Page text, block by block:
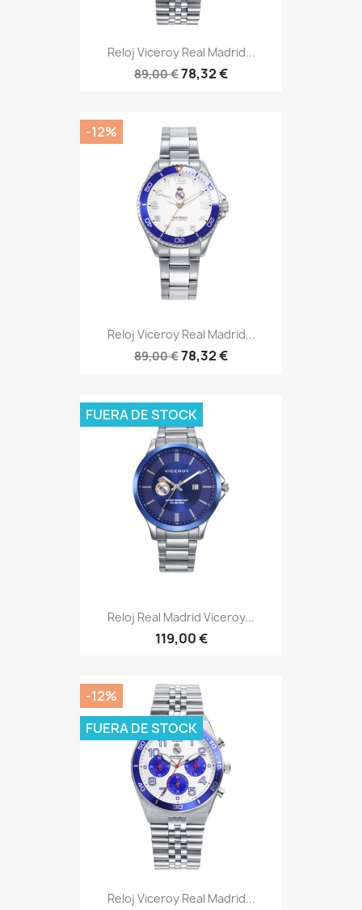
Reloj Viceroy Real Madrid...
89,00 €78,32 €
Reloj Viceroy Real Madrid...
89,00 €78,32 €
-12%
Reloj Real Madrid Viceroy...
119,00 €
FUERA DE STOCK
Reloj Viceroy Real Madrid...
-12%
FUERA DE STOCK